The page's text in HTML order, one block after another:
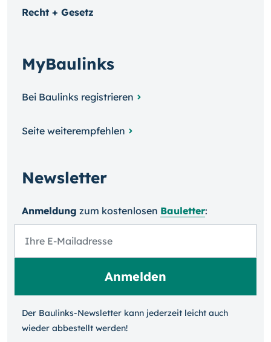
Recht + Gesetz
MyBaulinks
Bei Baulinks registrieren
Seite weiterempfehlen
Newsletter
Anmeldung zum kosten­losen Bauletter:
Der Baulinks-Newsletter kann jeder­zeit leicht auch
wieder ab­bestellt werden!